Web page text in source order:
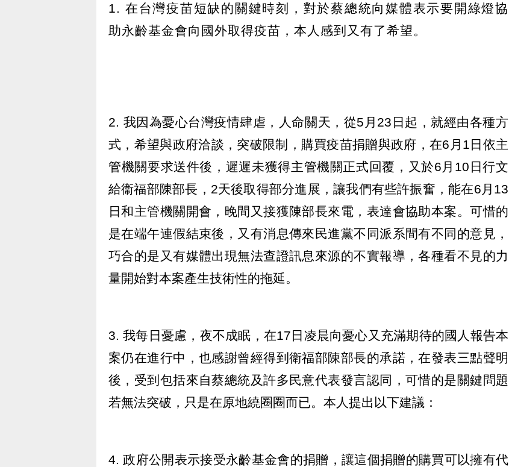
1. 在台灣疫苗短缺的關鍵時刻，對於蔡總統向媒體表示要開綠燈協
助永齡基金會向國外取得疫苗，本人感到又有了希望。
2. 我因為憂心台灣疫情肆虐，人命關天，從5月23日起，就經由各種方
式，希望與政府洽談，突破限制，購買疫苗捐贈與政府，在6月1日依主
管機關要求送件後，遲遲未獲得主管機關正式回覆，又於6月10日行文
給衞福部陳部長，2天後取得部分進展，讓我們有些許振奮，能在6月13
日和主管機關開會，晚間又接獲陳部長來電，表達會協助本案。可惜的
是在端午連假結束後，又有消息傳來民進黨不同派系間有不同的意見，
巧合的是又有媒體出現無法查證訊息來源的不實報導，各種看不見的力
量開始對本案產生技術性的拖延。
3. 我每日憂慮，夜不成眠，在17日凌晨向憂心又充滿期待的國人報告本
案仍在進行中，也感謝曾經得到衛福部陳部長的承諾，在發表三點聲明
後，受到包括來自蔡總統及許多民意代表發言認同，可惜的是關鍵問題
若無法突破，只是在原地繞圈圈而已。本人提出以下建議：
4. 政府公開表示接受永齡基金會的捐贈，讓這個捐贈的購買可以擁有代